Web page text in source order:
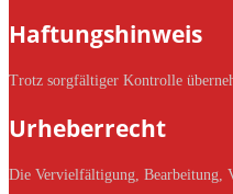
Haftungshinweis
Trotz sorgfältiger Kontrolle
Urheberrecht
Die Vervielfältigung, Bearbeitung,